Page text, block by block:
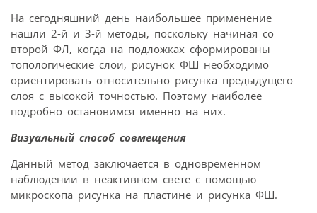
На сегодняшний день наибольшее применение
нашли 2-й и 3-й методы, поскольку начиная со
второй ФЛ, когда на подложках сформированы
топологические слои, рисунок ФШ необходимо
ориентировать относительно рисунка предыдущего
слоя с высокой точностью. Поэтому наиболее
подробно остановимся именно на них.
Визуальный способ совмещения
Данный метод заключается в одновременном
наблюдении в неактивном свете с помощью
микроскопа рисунка на пластине и рисунка ФШ.